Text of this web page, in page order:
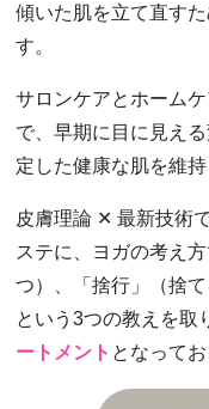
傾いた肌を立て直す
す。
サロンケアとホーム
で、早期に目に見え
定した健康な肌を維
皮膚理論 ✕ 最新技術
ステに、ヨガの考え
つ）、「捨行」（捨
という3つの教えを取
ートメント となってお